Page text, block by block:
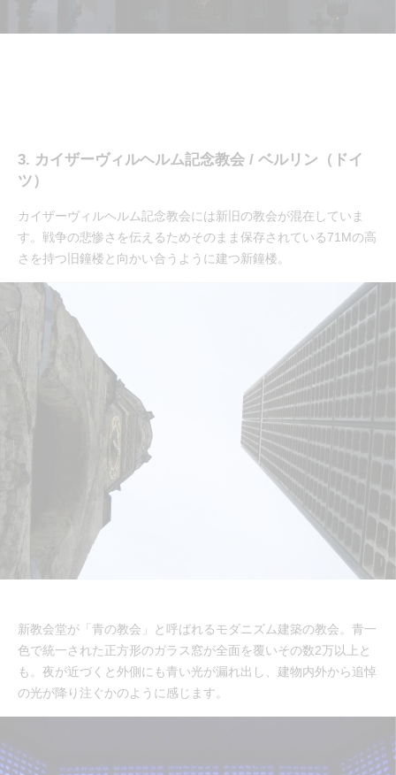
3. カイザーヴィルヘルム記念教会 / ベルリン（ドイ
ツ）
カイザーヴィルヘルム記念教会には新旧の教会が混在していま
す。戦争の悲惨さを伝えるためそのまま保存されている71Mの高
さを持つ旧鐘楼と向かい合うように建つ新鐘楼。
新教会堂が「青の教会」と呼ばれるモダニズム建築の教会。青一
色で統一された正方形のガラス窓が全面を覆いその数2万以上と
も。夜が近づくと外側にも青い光が漏れ出し、建物内外から追悼
の光が降り注ぐかのように感じます。